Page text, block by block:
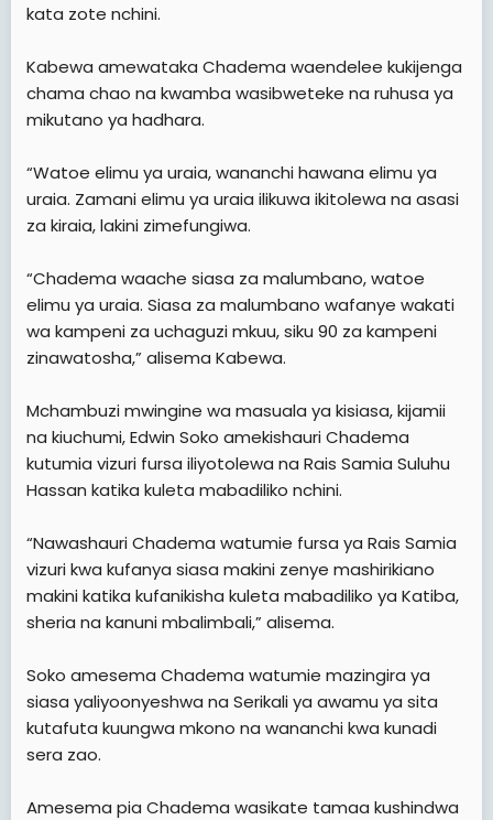
kata zote nchini.
Kabewa amewataka Chadema waendelee kukijenga
chama chao na kwamba wasibweteke na ruhusa ya
mikutano ya hadhara.
“Watoe elimu ya uraia, wananchi hawana elimu ya
uraia. Zamani elimu ya uraia ilikuwa ikitolewa na asasi
za kiraia, lakini zimefungiwa.
“Chadema waache siasa za malumbano, watoe
elimu ya uraia. Siasa za malumbano wafanye wakati
wa kampeni za uchaguzi mkuu, siku 90 za kampeni
zinawatosha,” alisema Kabewa.
Mchambuzi mwingine wa masuala ya kisiasa, kijamii
na kiuchumi, Edwin Soko amekishauri Chadema
kutumia vizuri fursa iliyotolewa na Rais Samia Suluhu
Hassan katika kuleta mabadiliko nchini.
“Nawashauri Chadema watumie fursa ya Rais Samia
vizuri kwa kufanya siasa makini zenye mashirikiano
makini katika kufanikisha kuleta mabadiliko ya Katiba,
sheria na kanuni mbalimbali,” alisema.
Soko amesema Chadema watumie mazingira ya
siasa yaliyoonyeshwa na Serikali ya awamu ya sita
kutafuta kuungwa mkono na wananchi kwa kunadi
sera zao.
Amesema pia Chadema wasikate tamaa kushindwa